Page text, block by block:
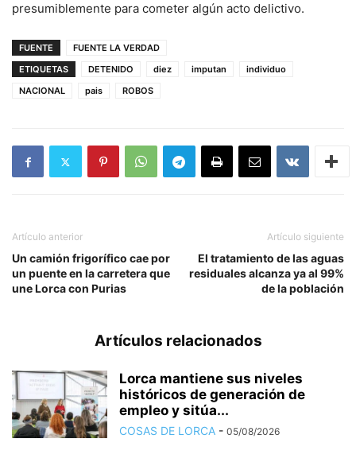
presumiblemente para cometer algún acto delictivo.
FUENTE
FUENTE LA VERDAD
ETIQUETAS
DETENIDO diez imputan
individuo
NACIONAL
pais ROBOS
Artículo anterior
Un camión frigorífico cae por
un puente en la carretera que
une Lorca con Purias
Artículo siguiente
El tratamiento de las aguas
residuales alcanza ya al 99%
de la población
Artículos relacionados
Lorca mantiene sus niveles
históricos de generación de
empleo y sitúa...
COSAS DE LORCA - 05/08/2026